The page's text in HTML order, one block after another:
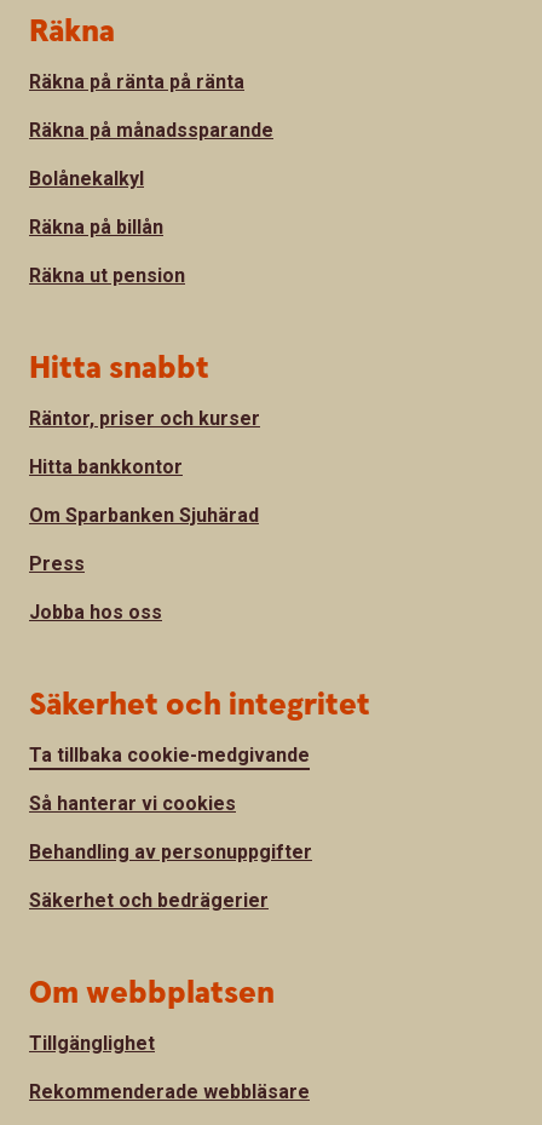
Sidfot
Räkna
Räkna på ränta på ränta
Räkna på månadssparande
Bolånekalkyl
Räkna på billån
Räkna ut pension
Hitta snabbt
Räntor, priser och kurser
Hitta bankkontor
Om Sparbanken Sjuhärad
Press
Jobba hos oss
Säkerhet och integritet
Ta tillbaka cookie-medgivande
Så hanterar vi cookies
Behandling av personuppgifter
Säkerhet och bedrägerier
Om webbplatsen
Tillgänglighet
Rekommenderade webbläsare